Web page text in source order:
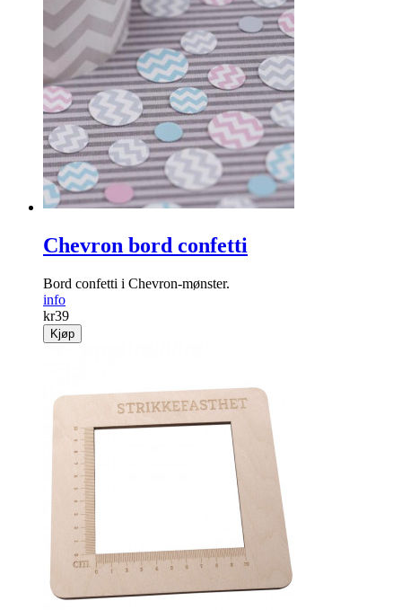
Chevron bord confetti
Bord confetti i Chevron-mønster.
info
kr39
Kjøp